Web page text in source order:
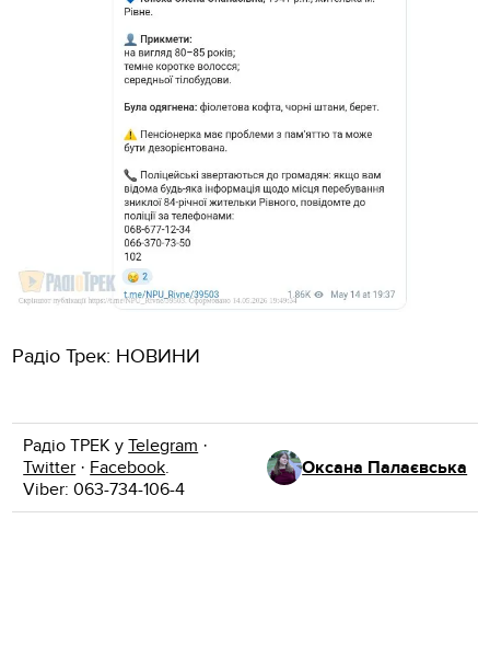
Радіо Трек: НОВИНИ
Радіо ТРЕК уTelegram ·
Twitter · Facebook.
Viber: 063-734-106-4
Оксана Палаєвська